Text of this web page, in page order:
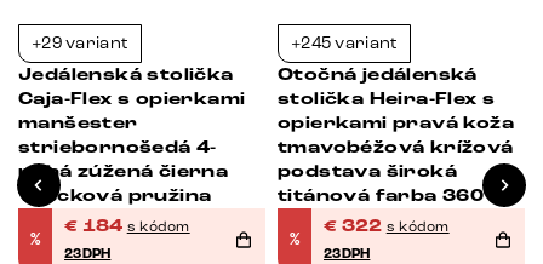
+29 variant
Jedálenská stolička
Caja-Flex s opierkami
manšester
striebornošedá 4-
nohá zúžená čierna
vrecková pružina
%
€ 184 s kódom
23DPH
+245 variant
Otočná jedálenská
stolička Heira-Flex s
opierkami pravá koža
tmavobéžová krížová
podstava široká
titánová farba 360°
otočná vrecková
pružina
%
€ 322 s kódom
23DPH